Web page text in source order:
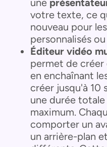
votre texte, ce
nouveau pour
personnalisés
Éditeur vidéo
permet de créer
en enchaînant
créer jusqu'à 10
une durée
maximum.
comporter un
un arrière-plan